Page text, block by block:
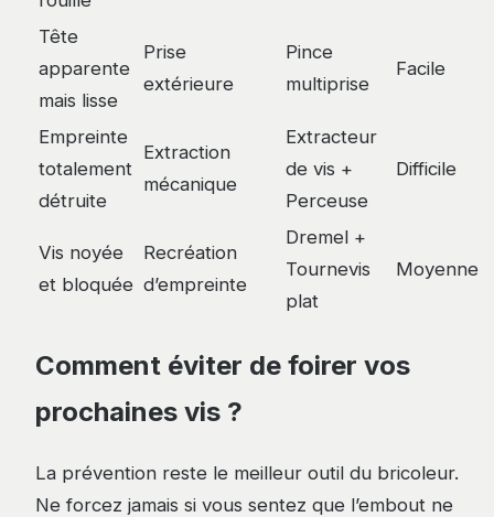
Tête
apparente
mais lisse
Prise
extérieure
Pince
multiprise
Facile
Empreinte
totalement
détruite
Extraction
mécanique
Extracteur
de vis +
Perceuse
Difficile
Vis noyée
et bloquée
Recréation
d’empreinte
Dremel +
Tournevis
plat
Moyenne
Comment éviter de foirer vos
prochaines vis ?
La prévention reste le meilleur outil du bricoleur.
Ne forcez jamais si vous sentez que l’embout ne